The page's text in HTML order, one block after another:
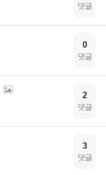
댓글
0
댓글
2
댓글
3
댓글